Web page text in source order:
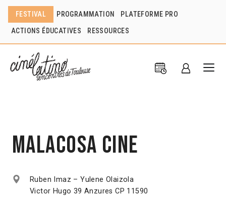
FESTIVAL PROGRAMMATION PLATEFORME PRO
ACTIONS ÉDUCATIVES RESSOURCES
Malacosa cine
Ruben Imaz – Yulene Olaizola
Victor Hugo 39 Anzures CP 11590